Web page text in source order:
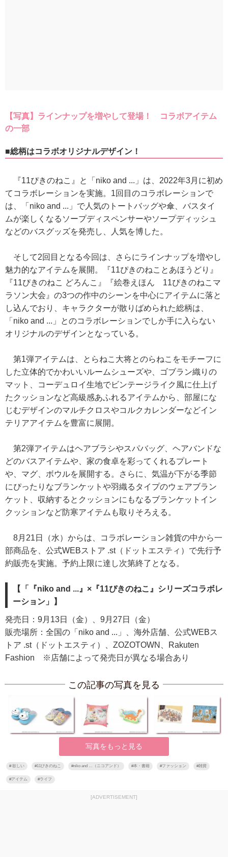
【写真】ラインナップを増やして登場！ コラボアイテム
の一部
■総柄はコラボオリジナルデザイン！
『11ぴきのねこ』と「niko and ...」は、2022年3月に初め
てコラボレーションを実施。1回目のコラボレーションで
は、「niko and ...」で人気のトートバッグや傘、バスタイ
ムが楽しくなるソープディスペンサーやソープディッシュ
などのバスグッズを発売し、人気を博した。
そして2回目となる今回は、さらにラインナップを増やし
魅力的なアイテムを展開。『11ぴきのねことあほうどり』
『11ぴきのねこ どろんこ』『絵巻えほん 11ぴきのねこマ
ラソン大会』の3つの作中のシーンを中心にアイテムに落と
し込んでおり、キャラクターが散りばめられた総柄は、
「niko and ...」とのコラボレーションでしか手に入らない
オリジナルのデザインとなっている。
第1弾アイテムは、とらねこ大将とのらねこをモチーフに
した立体的でかわいいルームシューズや、ゴブラン織りの
マット、コーデュロイ生地でビンテージライク風に仕上げ
たクッションなど高級感あふれるアイテムから、部屋にな
じむデザインのマルチクロスやコルクカレンダーなどイン
テリアアイテムを豊富に展開。
第2弾アイテムはヘアブラシやスパバッグ、ヘアバンドな
どのバスアイテムや、家の食卓を彩ってくれるプレート
や、マグ、ボウルを展開する。さらに、気温が下がる季節
にぴったりなブランケットや羽織るタイプのウェアブラン
ケット、収納するとクッションにもなるブランケットイン
クッションなど防寒アイテムも取りそろえる。
8月21日（水）からは、コラボレーション雑貨の中から一
部商品を、公式WEBストア .st（ドットエスティ）で先行予
約販売を実施。予約上限に達し次第終了となる。
【「『niko and ...』×『11ぴきのねこ』シリーズコラボレ
ーション」】
発売日：9月13日（金）、9月27日（金）
販売場所：全国の「niko and ...」、海外店舗、公式WEBス
トア .st（ドットエスティ）、ZOZOTOWN、Rakuten
Fashion ※店舗によって発売日が異なる場合あり
この記事の写真を見る
写真をもっと見る
#欲しい #11ぴきのねこ #niko and …（ニコアンド） #本・書籍 #ファッション #雑貨
#アイテム #ライフ
[ADVERTISEMENT]